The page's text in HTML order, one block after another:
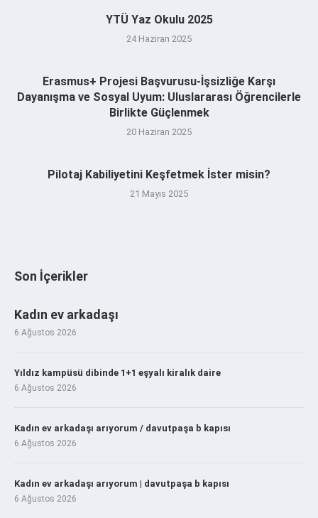
YTÜ Yaz Okulu 2025
24 Haziran 2025
Erasmus+ Projesi Başvurusu-İşsizliğe Karşı
Dayanışma ve Sosyal Uyum: Uluslararası Öğrencilerle
Birlikte Güçlenmek
20 Haziran 2025
Pilotaj Kabiliyetini Keşfetmek İster misin?
21 Mayıs 2025
Son İçerikler
Kadın ev arkadaşı
6 Ağustos 2026
Yıldız kampüsü dibinde 1+1 eşyalı kiralık daire
6 Ağustos 2026
Kadın ev arkadaşı arıyorum / davutpaşa b kapısı
6 Ağustos 2026
Kadın ev arkadaşı arıyorum | davutpaşa b kapısı
6 Ağustos 2026